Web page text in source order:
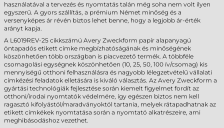
használatával a tervezés és nyomtatás talán még soha nem volt ilyen
egyszerű. A gyors szállítás, a prémium Német minőség és a
versenyképes ár révén biztos lehet benne, hogy a legjobb ár-érték
arányt kapja.
A L6019REV-25 cikkszámú Avery Zweckform papír alapanyagú
öntapadós etikett címke megbízhatóságának és minőségének
köszönhetően több országban is piacvezető termék. A többféle
csomagolási egységnek köszönhetően (10, 25, 50, 100 ív/csomag) kis
mennyiségű otthoni felhasználásra és nagyobb lélegzetvételű vállalati
címkézési feladatok elletására is kiváló választás. Az Avery Zweckform a
gyártási technológiák fejlesztése során kiemelt figyelmet fordít az
otthoni/irodai nyomtatók védelmére, így egészen biztos nem kell
ragasztó kifolyástól/maradványoktól tartania, melyek rátapadhatnak az
etikett címkékek nyomtatása során a nyomtató alkatrészeire, ami
meghibásodáshoz vezethet.